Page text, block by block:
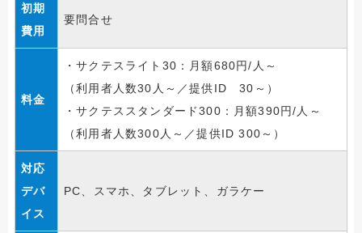
初期
費用
要問合せ
料金
・サクテスライト30：月額680円/人～
（利用者人数30人～／提供ID 30～）
・サクテススタンダード300：月額390円/人～
（利用者人数300人～／提供ID 300～）
対応
デバ
イス
PC、スマホ、タブレット、ガラケー